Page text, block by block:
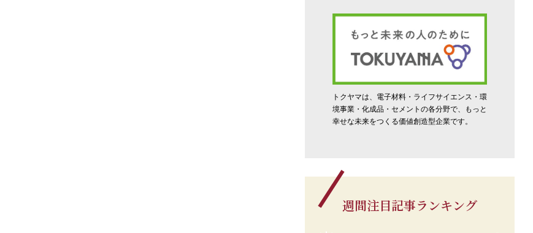
トクヤマは、電子材料・ライフサイエンス・環
境事業・化成品・セメントの各分野で、もっと
幸せな未来をつくる価値創造型企業です。
週間注目記事ランキング